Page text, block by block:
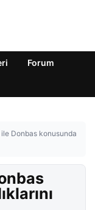
Forum
ile Donbas konusunda